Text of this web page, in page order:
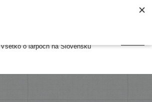
Všetko o larpoch na Slovensku